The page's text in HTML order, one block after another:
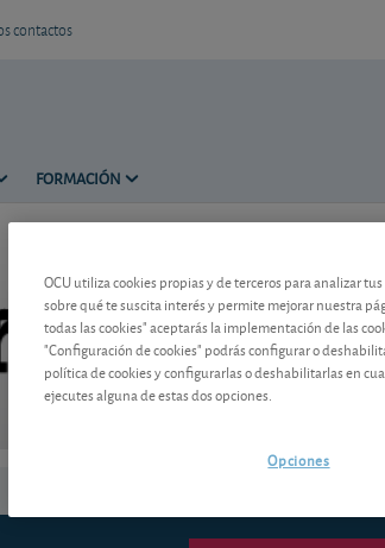
contactos
FORMACIÓN
Tiempo de lectura: 11 min.
Deuda
A la hora
también
OCU utiliza cookies propias y de terceros para analizar
sobre qué te suscita interés y permite mejorar nuestra
todas las cookies" aceptarás la implementación de las
"Configuración de cookies" podrás configurar o
política de cookies y configurarlas o deshabilitarlas en
ejecutes alguna de estas dos opciones.
Opciones